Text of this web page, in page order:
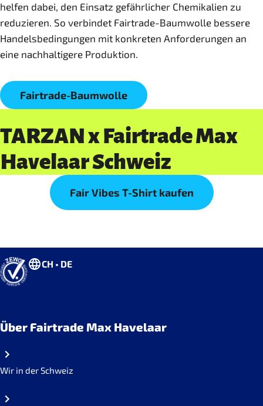
helfen dabei, den Einsatz gefährlicher Chemikalien zu
reduzieren. So verbindet Fairtrade-Baumwolle bessere
Handelsbedingungen mit konkreten Anforderungen an
eine nachhaltigere Produktion.
Fairtrade-Baumwolle
TARZAN x Fairtrade Max
Havelaar Schweiz
Fair Vibes T-Shirt kaufen
CH • DE
Über Fairtrade Max Havelaar
Wir in der Schweiz